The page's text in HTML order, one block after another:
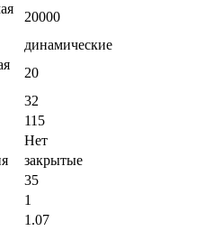
20000
динамические
20
32
115
Нет
закрытые
35
1
1.07